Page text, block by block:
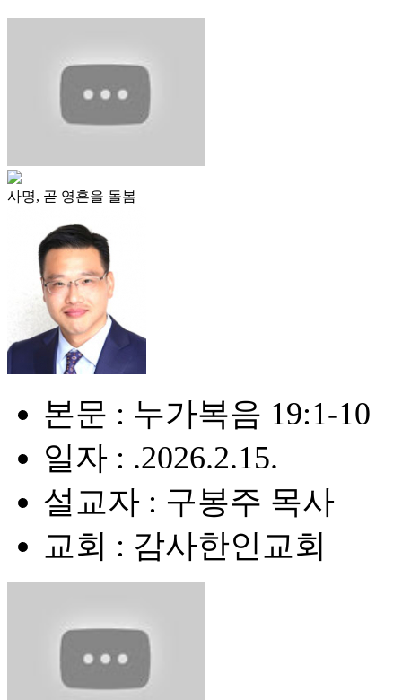
사명, 곧 영혼을 돌봄
본문 : 누가복음 19:1-10
일자 : .2026.2.15.
설교자 : 구봉주 목사
교회 : 감사한인교회